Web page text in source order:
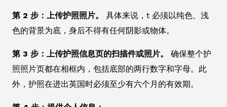
第 2 步：上传护照照片。 具体来说，t 必须以纯色、浅
色的背景为底，身后不得有任何阴影或物体。
第 3 步：上传护照信息页的扫描件或照片。
确保整个护
照照片页都在相框内，包括底部的两行数字和字母。此
外，护照在进出英国时必须至少有六个月的有效期。